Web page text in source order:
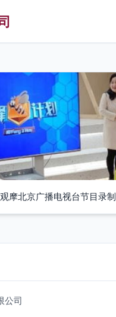
摩北京广播电视台节目录制
公司